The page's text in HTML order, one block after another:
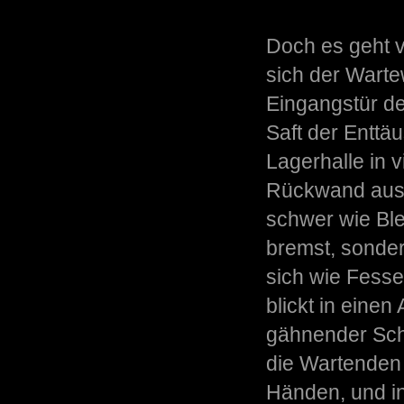
Doch es geht
sich der
Eingangstür
Saft der
Lagerhalle in
Rückwand
schwer wie
bremst,
sich wie
blickt in einen
gähnender
die
Händen, und